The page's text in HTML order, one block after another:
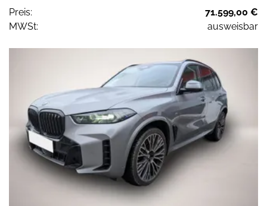
Preis:
71.599,00 €
MWSt:
ausweisbar